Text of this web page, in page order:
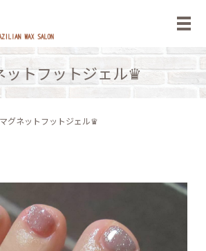
メ
ットフットジェル♛
マグネットフットジェル♛